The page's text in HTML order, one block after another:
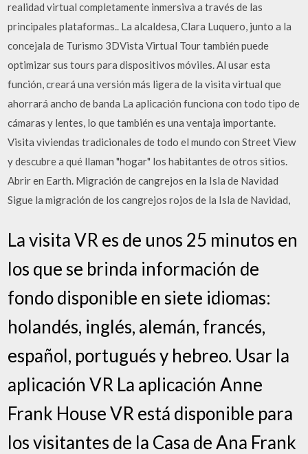
realidad virtual completamente inmersiva a través de las
principales plataformas.. La alcaldesa, Clara Luquero, junto a la
concejala de Turismo 3DVista Virtual Tour también puede
optimizar sus tours para dispositivos móviles. Al usar esta
función, creará una versión más ligera de la visita virtual que
ahorrará ancho de banda La aplicación funciona con todo tipo de
cámaras y lentes, lo que también es una ventaja importante.
Visita viviendas tradicionales de todo el mundo con Street View
y descubre a qué llaman "hogar" los habitantes de otros sitios.
Abrir en Earth. Migración de cangrejos en la Isla de Navidad
Sigue la migración de los cangrejos rojos de la Isla de Navidad,
La visita VR es de unos 25 minutos en
los que se brinda información de
fondo disponible en siete idiomas:
holandés, inglés, alemán, francés,
español, portugués y hebreo. Usar la
aplicación VR La aplicación Anne
Frank House VR está disponible para
los visitantes de la Casa de Ana Frank